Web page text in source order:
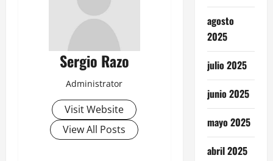
Sergio Razo
Administrator
Visit Website
View All Posts
agosto
2025
julio 2025
junio 2025
mayo 2025
abril 2025